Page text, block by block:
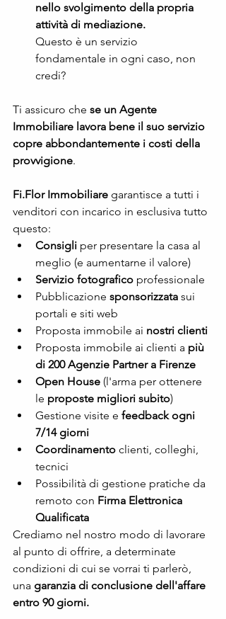
nello svolgimento della propria
attività di mediazione.
Questo è un servizio
fondamentale in ogni caso, non
credi?
Ti assicuro che se un Agente
Immobiliare lavora bene il suo servizio
copre abbondantemente i costi della
provvigione.
Fi.Flor Immobiliare garantisce a tutti i
venditori con incarico in esclusiva tutto
questo:
Consigli per presentare la casa al
meglio (e aumentarne il valore)
Servizio fotografico professionale
Pubblicazione sponsorizzata sui
portali e siti web
Proposta immobile ai nostri clienti
Proposta immobile ai clienti a più
di 200 Agenzie Partner a Firenze
Open House (l'arma per ottenere
le proposte migliori subito)
Gestione visite e feedback ogni
7/14 giorni
Coordinamento clienti, colleghi,
tecnici
Possibilità di gestione pratiche da
remoto con Firma Elettronica
Qualificata
Crediamo nel nostro modo di lavorare
al punto di offrire, a determinate
condizioni di cui se vorrai ti parlerò,
una garanzia di conclusione dell'affare
entro 90 giorni.